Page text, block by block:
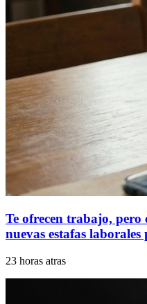
Te ofrecen trabajo, pero
nuevas estafas
23 horas atras